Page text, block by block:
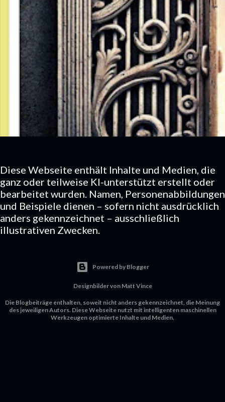
Diese Webseite enthält Inhalte und Medien, die
ganz oder teilweise KI-unterstützt erstellt oder
bearbeitet wurden. Namen, Personenabbildungen
und Beispiele dienen – sofern nicht ausdrücklich
anders gekennzeichnet – ausschließlich
illustrativen Zwecken.
Powered by Blogger
Designbilder von Matt Vince
Die Blogbeiträge enthalten, soweit nicht anders gekennzeichnet, die Meinung
des jeweiligen Autors. Diese Webseite nutzt mit intelligenten maschinellen
Werkzeugen optimierte Inhalte und Medien.